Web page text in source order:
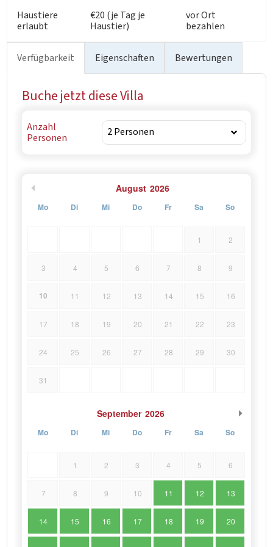
Haustiere
erlaubt
€20 (je Tag je
Haustier)
vor Ort
bezahlen
Verfügbarkeit Eigenschaften Bewertungen
Buche jetzt diese Villa
Anzahl
Personen
August 2026
Mo Di Mi Do Fr Sa So
1 2
3 4 5 6 7 8 9
10 11 12 13 14 15 16
17 18 19 20 21 22 23
24 25 26 27 28 29 30
31
September 2026
Mo Di Mi Do Fr Sa So
1 2 3 4 5 6
7 8 9 10 11 12 13
14 15 16 17 18 19 20